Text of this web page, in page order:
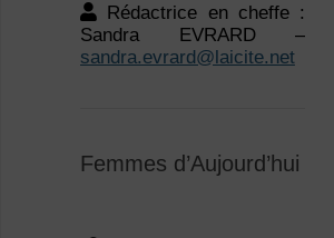
Femmes d’Aujourd’hui
Site :